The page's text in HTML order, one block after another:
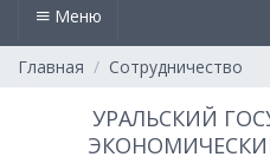
Меню
Главная Сотрудничество
УРАЛЬСКИЙ